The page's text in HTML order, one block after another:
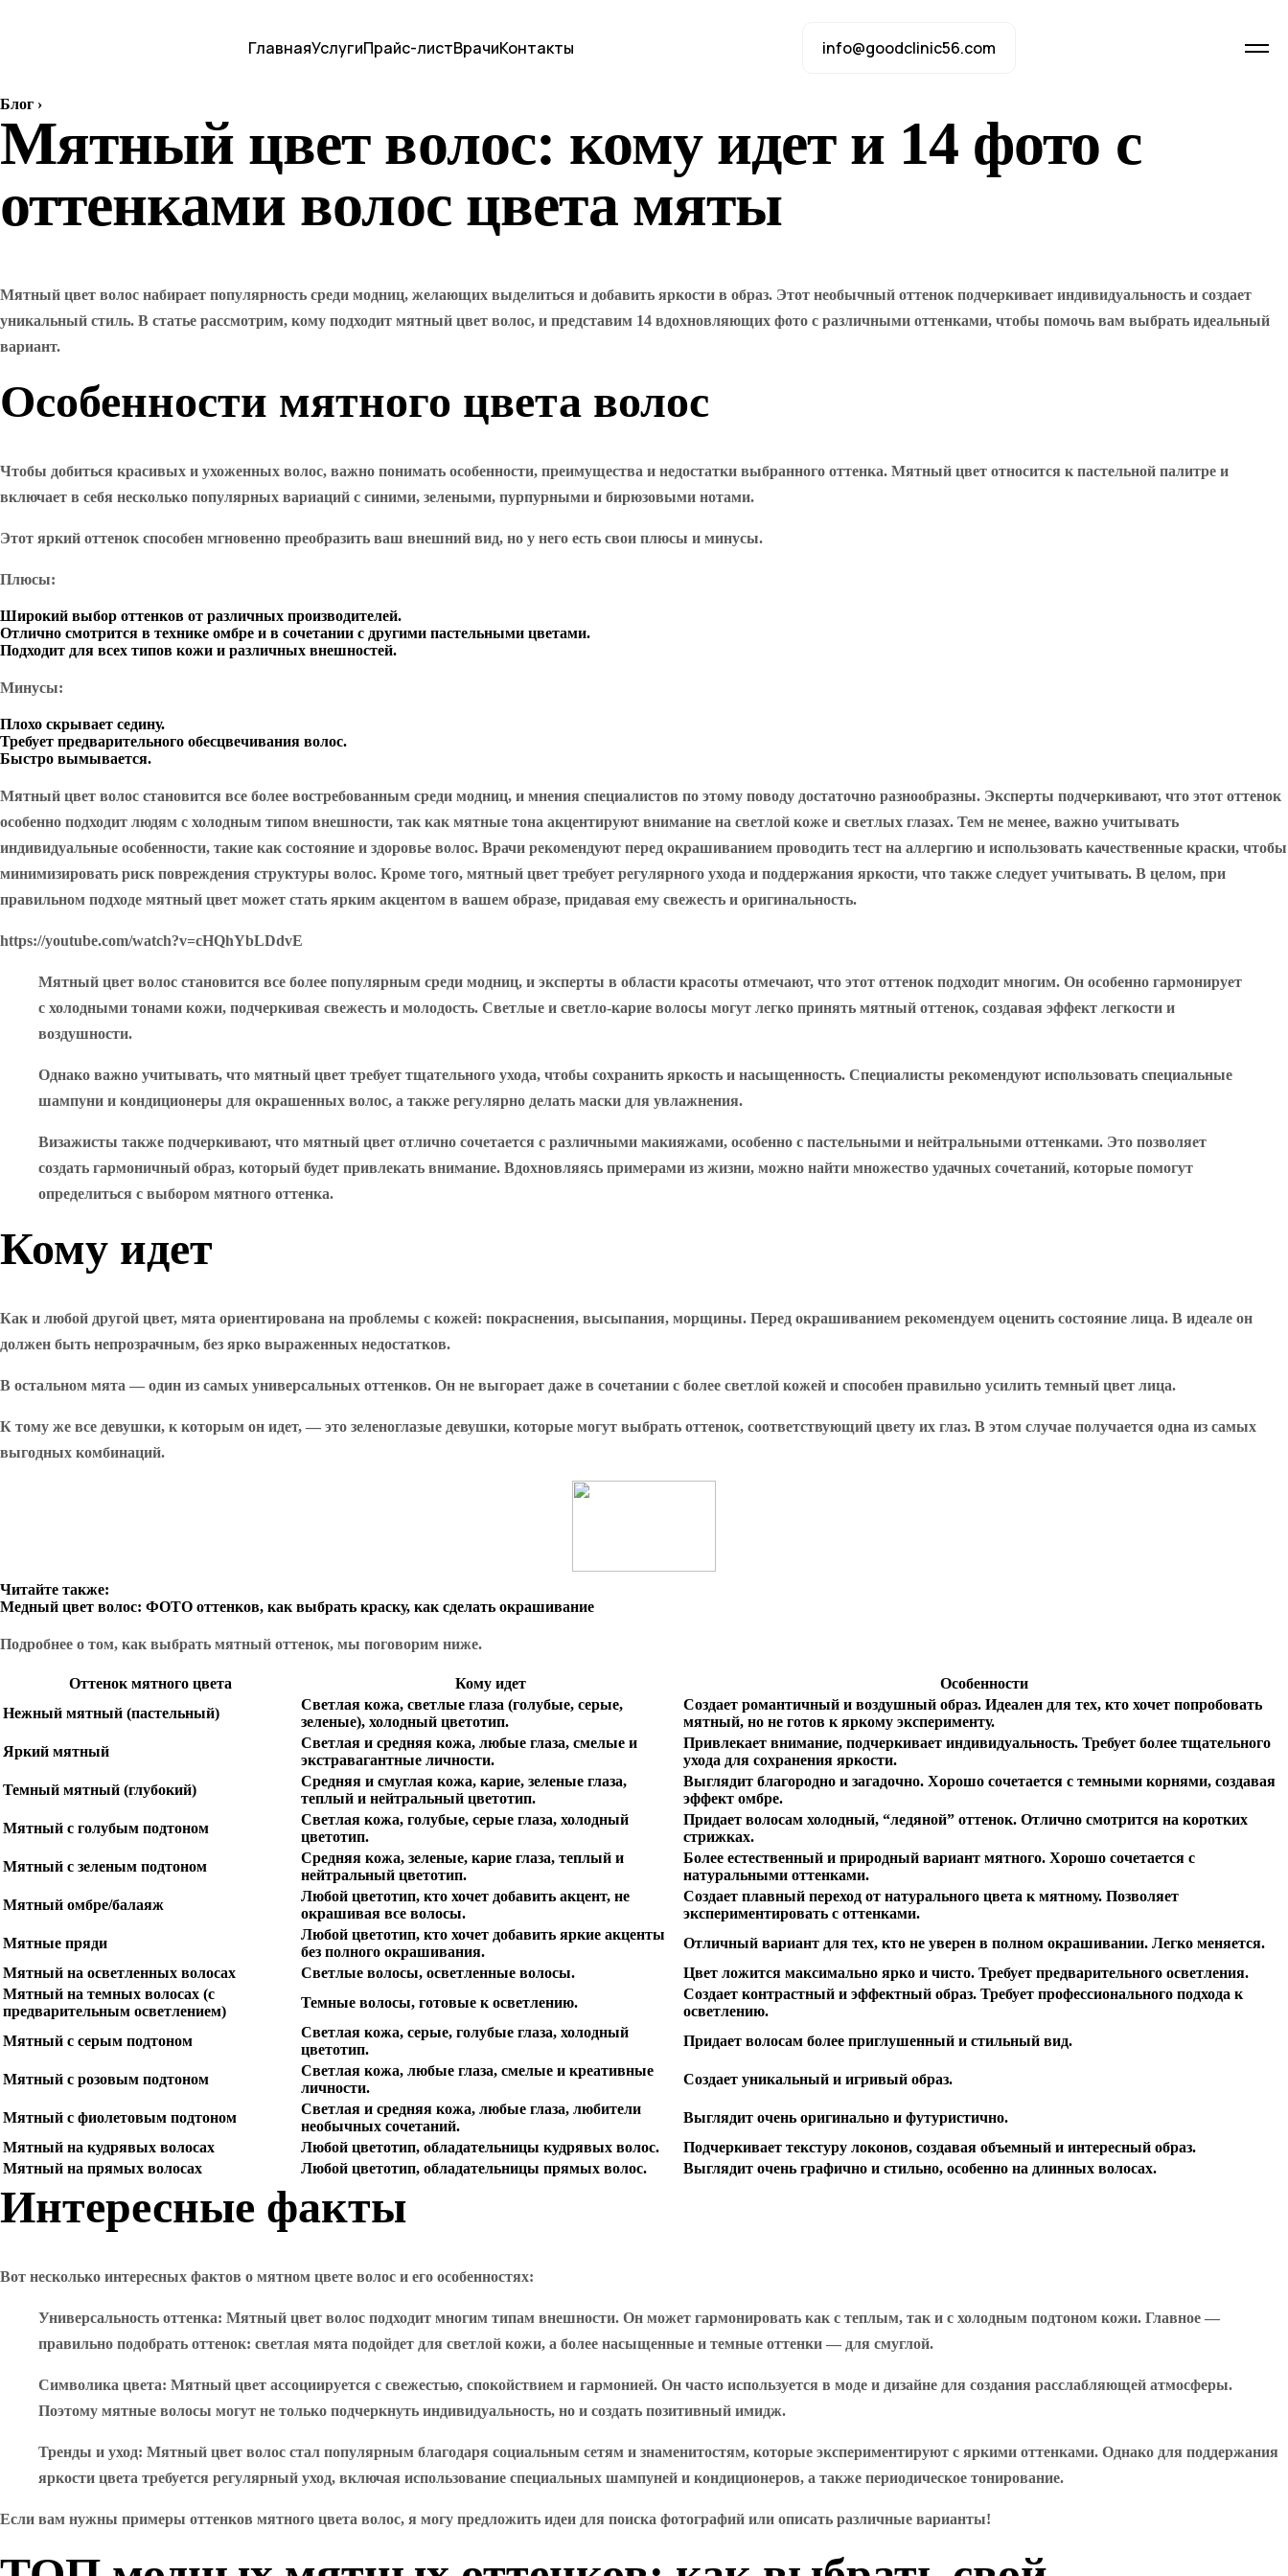
ГлавнаяУслугиПрайс-листВрачиКонтакты info@goodclinic56.com
Блог ›
Мятный цвет волос: кому идет и 14 фото с
оттенками волос цвета мяты
Мятный цвет волос набирает популярность среди модниц, желающих выделиться и добавить яркости в образ. Этот необычный оттенок подчеркивает индивидуальность и создает
уникальный стиль. В статье рассмотрим, кому подходит мятный цвет волос, и представим 14 вдохновляющих фото с различными оттенками, чтобы помочь вам выбрать идеальный
вариант.
Особенности мятного цвета волос
Чтобы добиться красивых и ухоженных волос, важно понимать особенности, преимущества и недостатки выбранного оттенка. Мятный цвет относится к пастельной палитре и
включает в себя несколько популярных вариаций с синими, зелеными, пурпурными и бирюзовыми нотами.
Этот яркий оттенок способен мгновенно преобразить ваш внешний вид, но у него есть свои плюсы и минусы.
Плюсы:
Широкий выбор оттенков от различных производителей.
Отлично смотрится в технике омбре и в сочетании с другими пастельными цветами.
Подходит для всех типов кожи и различных внешностей.
Минусы:
Плохо скрывает седину.
Требует предварительного обесцвечивания волос.
Быстро вымывается.
Мятный цвет волос становится все более востребованным среди модниц, и мнения специалистов по этому поводу достаточно разнообразны. Эксперты подчеркивают, что этот оттенок
особенно подходит людям с холодным типом внешности, так как мятные тона акцентируют внимание на светлой коже и светлых глазах. Тем не менее, важно учитывать
индивидуальные особенности, такие как состояние и здоровье волос. Врачи рекомендуют перед окрашиванием проводить тест на аллергию и использовать качественные краски, чтобы
минимизировать риск повреждения структуры волос. Кроме того, мятный цвет требует регулярного ухода и поддержания яркости, что также следует учитывать. В целом, при
правильном подходе мятный цвет может стать ярким акцентом в вашем образе, придавая ему свежесть и оригинальность.
https://youtube.com/watch?v=cHQhYbLDdvE
Мятный цвет волос становится все более популярным среди модниц, и эксперты в области красоты отмечают, что этот оттенок подходит многим. Он особенно гармонирует
с холодными тонами кожи, подчеркивая свежесть и молодость. Светлые и светло-карие волосы могут легко принять мятный оттенок, создавая эффект легкости и
воздушности.
Однако важно учитывать, что мятный цвет требует тщательного ухода, чтобы сохранить яркость и насыщенность. Специалисты рекомендуют использовать специальные
шампуни и кондиционеры для окрашенных волос, а также регулярно делать маски для увлажнения.
Визажисты также подчеркивают, что мятный цвет отлично сочетается с различными макияжами, особенно с пастельными и нейтральными оттенками. Это позволяет
создать гармоничный образ, который будет привлекать внимание. Вдохновляясь примерами из жизни, можно найти множество удачных сочетаний, которые помогут
определиться с выбором мятного оттенка.
Кому идет
Как и любой другой цвет, мята ориентирована на проблемы с кожей: покраснения, высыпания, морщины. Перед окрашиванием рекомендуем оценить состояние лица. В идеале он
должен быть непрозрачным, без ярко выраженных недостатков.
В остальном мята — один из самых универсальных оттенков. Он не выгорает даже в сочетании с более светлой кожей и способен правильно усилить темный цвет лица.
К тому же все девушки, к которым он идет, — это зеленоглазые девушки, которые могут выбрать оттенок, соответствующий цвету их глаз. В этом случае получается одна из самых
выгодных комбинаций.
Читайте также:
Медный цвет волос: ФОТО оттенков, как выбрать краску, как сделать окрашивание
Подробнее о том, как выбрать мятный оттенок, мы поговорим ниже.
Оттенок мятного цвета Кому идет
Особенности
Нежный мятный (пастельный)
Светлая кожа, светлые глаза (голубые, серые,
зеленые), холодный цветотип.
Создает романтичный и воздушный образ. Идеален для тех, кто хочет попробовать
мятный, но не готов к яркому эксперименту.
Яркий мятный
Светлая и средняя кожа, любые глаза, смелые и
экстравагантные личности.
Привлекает внимание, подчеркивает индивидуальность. Требует более тщательного
ухода для сохранения яркости.
Темный мятный (глубокий)
Средняя и смуглая кожа, карие, зеленые глаза,
теплый и нейтральный цветотип.
Выглядит благородно и загадочно. Хорошо сочетается с темными корнями, создавая
эффект омбре.
Мятный с голубым подтоном
Светлая кожа, голубые, серые глаза, холодный
цветотип.
Придает волосам холодный, “ледяной” оттенок. Отлично смотрится на коротких
стрижках.
Мятный с зеленым подтоном
Средняя кожа, зеленые, карие глаза, теплый и
нейтральный цветотип.
Более естественный и природный вариант мятного. Хорошо сочетается с
натуральными оттенками.
Мятный омбре/балаяж
Любой цветотип, кто хочет добавить акцент, не
окрашивая все волосы.
Создает плавный переход от натурального цвета к мятному. Позволяет
экспериментировать с оттенками.
Мятные пряди
Любой цветотип, кто хочет добавить яркие акценты
без полного окрашивания.
Отличный вариант для тех, кто не уверен в полном окрашивании. Легко меняется.
Мятный на осветленных волосах
Светлые волосы, осветленные волосы.
Цвет ложится максимально ярко и чисто. Требует предварительного осветления.
Мятный на темных волосах (с
предварительным осветлением)
Темные волосы, готовые к осветлению.
Создает контрастный и эффектный образ. Требует профессионального подхода к
осветлению.
Мятный с серым подтоном
Светлая кожа, серые, голубые глаза, холодный
цветотип.
Придает волосам более приглушенный и стильный вид.
Мятный с розовым подтоном
Светлая кожа, любые глаза, смелые и креативные
личности.
Создает уникальный и игривый образ.
Мятный с фиолетовым подтоном
Светлая и средняя кожа, любые глаза, любители
необычных сочетаний.
Выглядит очень оригинально и футуристично.
Мятный на кудрявых волосах
Любой цветотип, обладательницы кудрявых волос.
Подчеркивает текстуру локонов, создавая объемный и интересный образ.
Мятный на прямых волосах
Любой цветотип, обладательницы прямых волос. Выглядит очень графично и стильно, особенно на длинных волосах.
Интересные факты
Вот несколько интересных фактов о мятном цвете волос и его особенностях:
Универсальность оттенка: Мятный цвет волос подходит многим типам внешности. Он может гармонировать как с теплым, так и с холодным подтоном кожи. Главное —
правильно подобрать оттенок: светлая мята подойдет для светлой кожи, а более насыщенные и темные оттенки — для смуглой.
Символика цвета: Мятный цвет ассоциируется с свежестью, спокойствием и гармонией. Он часто используется в моде и дизайне для создания расслабляющей атмосферы.
Поэтому мятные волосы могут не только подчеркнуть индивидуальность, но и создать позитивный имидж.
Тренды и уход: Мятный цвет волос стал популярным благодаря социальным сетям и знаменитостям, которые экспериментируют с яркими оттенками. Однако для поддержания
яркости цвета требуется регулярный уход, включая использование специальных шампуней и кондиционеров, а также периодическое тонирование.
Если вам нужны примеры оттенков мятного цвета волос, я могу предложить идеи для поиска фотографий или описать различные варианты!